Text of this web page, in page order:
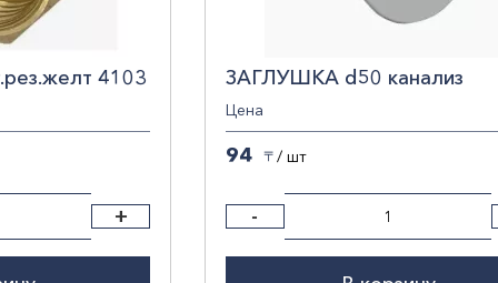
4103
+
ЗАГЛУШКА d50 канализ
Цена
94 〒 / шт
-